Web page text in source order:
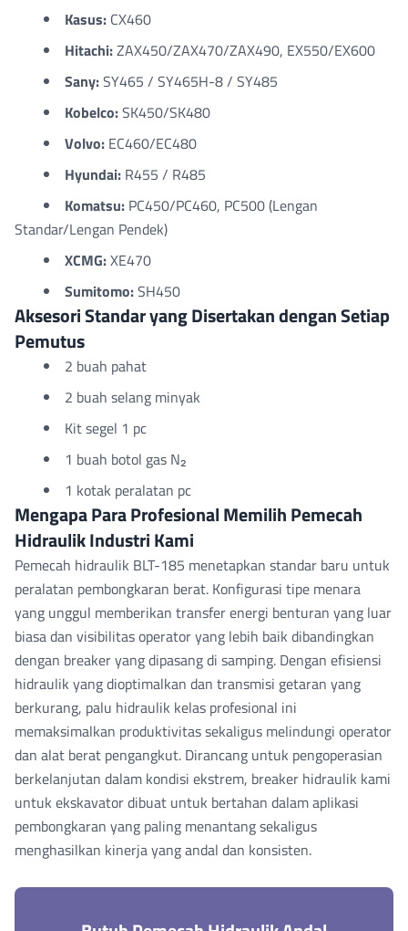
Kasus: CX460
Hitachi:ZAX450/ZAX470/ZAX490, EX550/EX600
Sany:SY465 / SY465H-8 / SY485
Kobelco:SK450/SK480
Volvo: EC460/EC480
Hyundai: R455 / R485
Komatsu: PC450/PC460, PC500 (Lengan
Standar/Lengan Pendek)
XCMG:XE470
Sumitomo:SH450
Aksesori Standar yang Disertakan dengan Setiap
Pemutus
2 buah pahat
2 buah selang minyak
Kit segel 1 pc
1 buah botol gas N₂
1 kotak peralatan pc
Mengapa Para Profesional Memilih Pemecah
Hidraulik Industri Kami
Pemecah hidraulik BLT-185 menetapkan standar baru untuk
peralatan pembongkaran berat. Konfigurasi tipe menara
yang unggul memberikan transfer energi benturan yang luar
biasa dan visibilitas operator yang lebih baik dibandingkan
dengan breaker yang dipasang di samping. Dengan efisiensi
hidraulik yang dioptimalkan dan transmisi getaran yang
berkurang, palu hidraulik kelas profesional ini
memaksimalkan produktivitas sekaligus melindungi operator
dan alat berat pengangkut. Dirancang untuk pengoperasian
berkelanjutan dalam kondisi ekstrem, breaker hidraulik kami
untuk ekskavator dibuat untuk bertahan dalam aplikasi
pembongkaran yang paling menantang sekaligus
menghasilkan kinerja yang andal dan konsisten.